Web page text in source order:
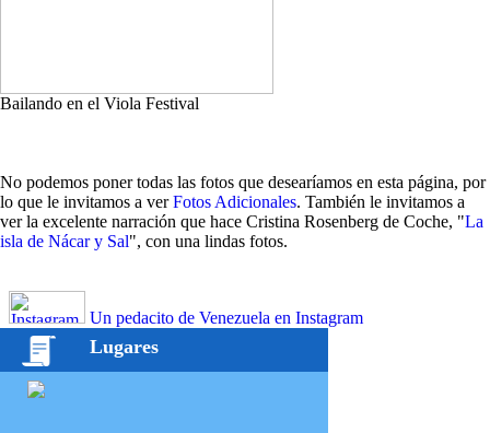
Bailando en el Viola Festival
No podemos poner todas las fotos que desearíamos en esta página, por
lo que le invitamos a verFotos Adicionales. También le invitamos a
ver la excelente narración que hace Cristina Rosenberg de Coche, "La
isla de Nácar y Sal", con una lindas fotos.
Un pedacito de Venezuela en Instagram
Lugares